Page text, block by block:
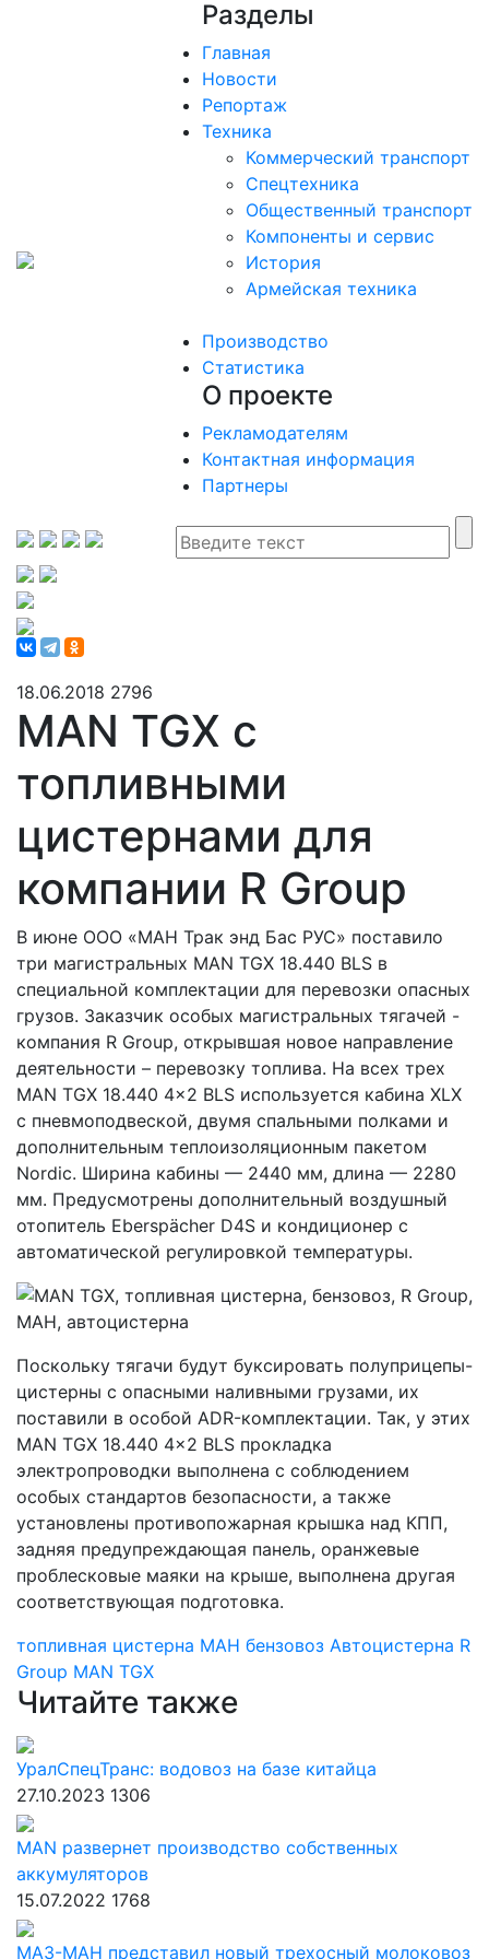
Разделы
Главная
Новости
Репортаж
Техника
Коммерческий транспорт
Спецтехника
Общественный транспорт
Компоненты и сервис
История
Армейская техника
Производство
Статистика
О проекте
Рекламодателям
Контактная информация
Партнеры
18.06.2018 2796
MAN TGX с
топливными
цистернами для
компании R Group
В июне ООО «МАН Трак энд Бас РУС» поставило
три магистральных MAN TGX 18.440 BLS в
специальной комплектации для перевозки опасных
грузов. Заказчик особых магистральных тягачей -
компания R Group, открывшая новое направление
деятельности – перевозку топлива. На всех трех
MAN TGX 18.440 4x2 BLS используется кабина XLX
с пневмоподвеской, двумя спальными полками и
дополнительным теплоизоляционным пакетом
Nordic. Ширина кабины — 2440 мм, длина — 2280
мм. Предусмотрены дополнительный воздушный
отопитель Eberspächer D4S и кондиционер с
автоматической регулировкой температуры.
Поскольку тягачи будут буксировать полуприцепы-
цистерны с опасными наливными грузами, их
поставили в особой ADR-комплектации. Так, у этих
MAN TGX 18.440 4x2 BLS прокладка
электропроводки выполнена с соблюдением
особых стандартов безопасности, а также
установлены противопожарная крышка над КПП,
задняя предупреждающая панель, оранжевые
проблесковые маяки на крыше, выполнена другая
соответствующая подготовка.
топливная цистерна МАН бензовоз Автоцистерна R
Group MAN TGX
Читайте также
УралСпецТранс: водовоз на базе китайца
27.10.2023 1306
MAN развернет производство собственных
аккумуляторов
15.07.2022 1768
МАЗ-МАН представил новый трехосный молоковоз